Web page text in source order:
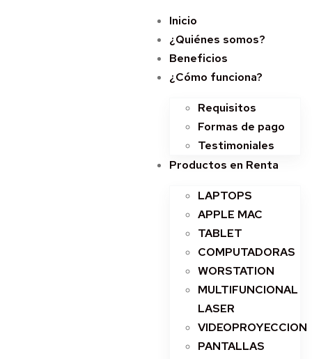
Inicio
¿Quiénes somos?
Beneficios
¿Cómo funciona?
Requisitos
Formas de pago
Testimoniales
Productos en Renta
LAPTOPS
APPLE MAC
TABLET
COMPUTADORAS
WORSTATION
MULTIFUNCIONAL
LASER
VIDEOPROYECCION
PANTALLAS